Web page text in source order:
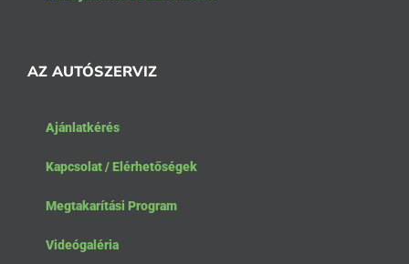
AZ AUTÓSZERVIZ
Ajánlatkérés
Kapcsolat / Elérhetőségek
Megtakarítási Program
Videógaléria